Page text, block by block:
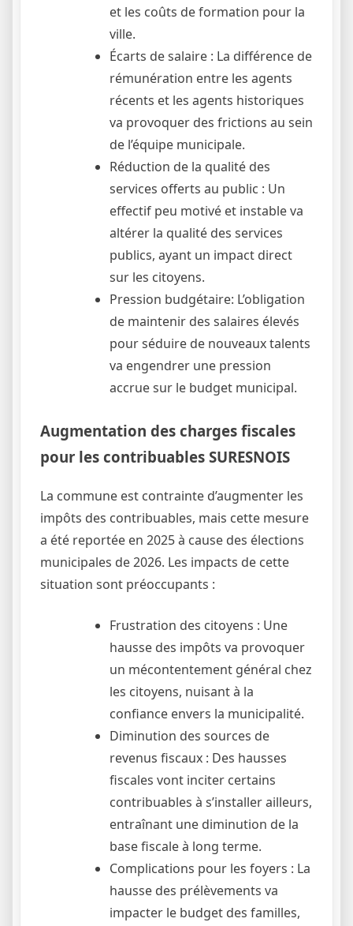
et les coûts de formation pour la
ville.
Écarts de salaire : La différence de
rémunération entre les agents
récents et les agents historiques
va provoquer des frictions au sein
de l’équipe municipale.
Réduction de la qualité des
services offerts au public : Un
effectif peu motivé et instable va
altérer la qualité des services
publics, ayant un impact direct
sur les citoyens.
Pression budgétaire: L’obligation
de maintenir des salaires élevés
pour séduire de nouveaux talents
va engendrer une pression
accrue sur le budget municipal.
Augmentation des charges fiscales
pour les contribuables SURESNOIS
La commune est contrainte d’augmenter les
impôts des contribuables, mais cette mesure
a été reportée en 2025 à cause des élections
municipales de 2026. Les impacts de cette
situation sont préoccupants :
Frustration des citoyens : Une
hausse des impôts va provoquer
un mécontentement général chez
les citoyens, nuisant à la
confiance envers la municipalité.
Diminution des sources de
revenus fiscaux : Des hausses
fiscales vont inciter certains
contribuables à s’installer ailleurs,
entraînant une diminution de la
base fiscale à long terme.
Complications pour les foyers : La
hausse des prélèvements va
impacter le budget des familles,